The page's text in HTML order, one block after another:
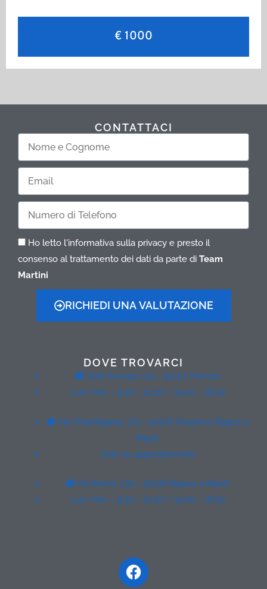
€ 1000
CONTATTACI
e
Cognome
Ho letto l'informativa sulla privacy e presto il
consenso al trattamento dei dati da parte di Team
Martini
RICHIEDI UNA VALUTAZIONE
DOVE TROVARCI
Viale Europa, 101 - 50121 Firenze
Lun. Ven. - 9:30 - 12:30 / 15:00 - 18:30
Via Chiantigiana, 172 - 50126 Grassina, Bagno a
Ripoli
Solo su appuntamento
Via Roma, 130 - 50126 Bagno a Ripoli
Lun. Ven. - 9:30 - 12:30 / 15:00 - 18:30
Facebook